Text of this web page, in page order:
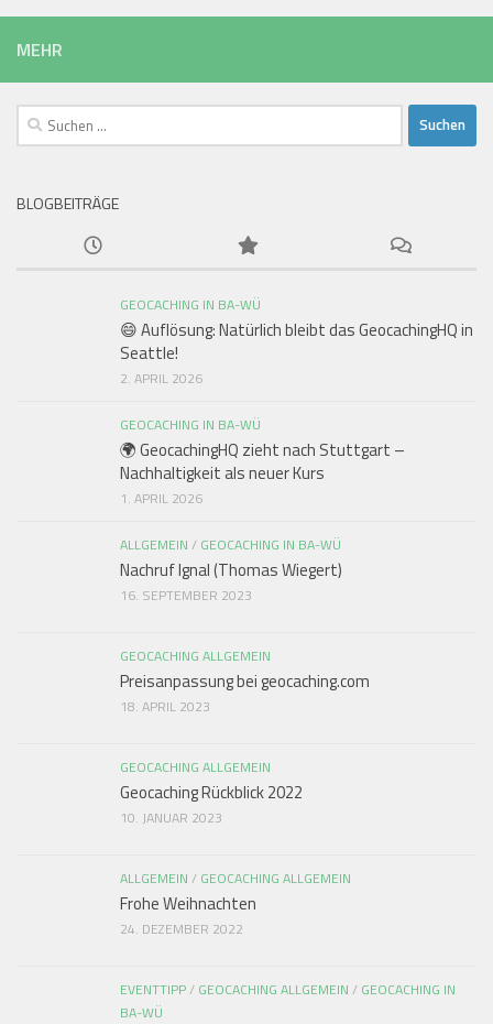
MEHR
Suchen
nach:
BLOGBEITRÄGE
GEOCACHING IN BA-WÜ
😄 Auflösung: Natürlich bleibt das GeocachingHQ in
Seattle!
2. APRIL 2026
GEOCACHING IN BA-WÜ
🌍 GeocachingHQ zieht nach Stuttgart –
Nachhaltigkeit als neuer Kurs
1. APRIL 2026
ALLGEMEIN / GEOCACHING IN BA-WÜ
Nachruf Ignal (Thomas Wiegert)
16. SEPTEMBER 2023
GEOCACHING ALLGEMEIN
Preisanpassung bei geocaching.com
18. APRIL 2023
GEOCACHING ALLGEMEIN
Geocaching Rückblick 2022
10. JANUAR 2023
ALLGEMEIN / GEOCACHING ALLGEMEIN
Frohe Weihnachten
24. DEZEMBER 2022
EVENTTIPP/ GEOCACHING ALLGEMEIN / GEOCACHING IN
BA-WÜ